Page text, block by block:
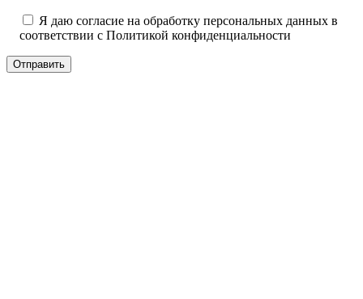
Я даю согласие на обработку персональных данных в
соответствии с Политикой конфиденциальности